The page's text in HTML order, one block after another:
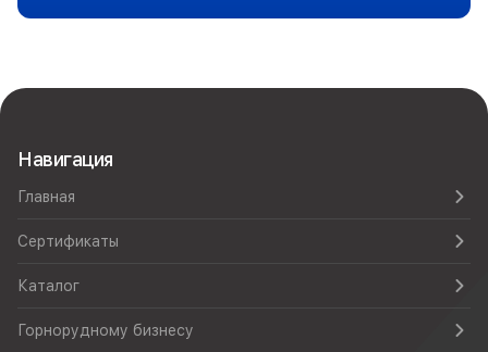
Навигация
Главная
Сертификаты
Каталог
Горнорудному бизнесу